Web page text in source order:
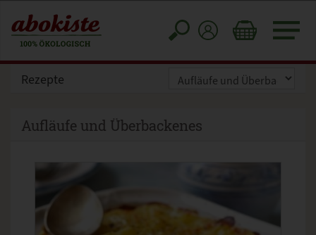
Rezepte
Aufläufe und Überbackenes
Toggle
cart